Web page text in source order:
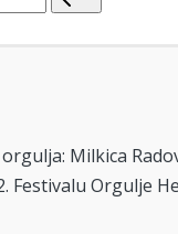
Milkica
Festivalu Orgulje